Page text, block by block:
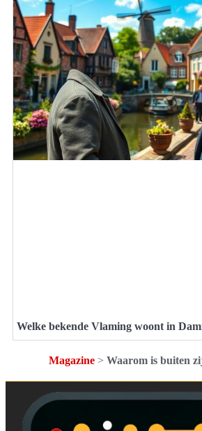
Welke bekende Vlaming woont in
Magazine > Waarom is buiten